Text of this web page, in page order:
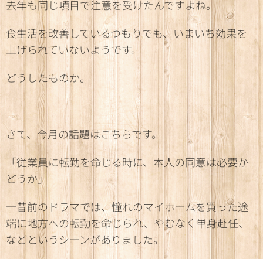
去年も同じ項目で注意を受けたんですよね。
食生活を改善しているつもりでも、いまいち効果を
上げられていないようです。
どうしたものか。
さて、今月の話題はこちらです。
「従業員に転勤を命じる時に、本人の同意は必要か
どうか」
一昔前のドラマでは、憧れのマイホームを買った途
端に地方への転勤を命じられ、やむなく単身赴任、
などというシーンがありました。